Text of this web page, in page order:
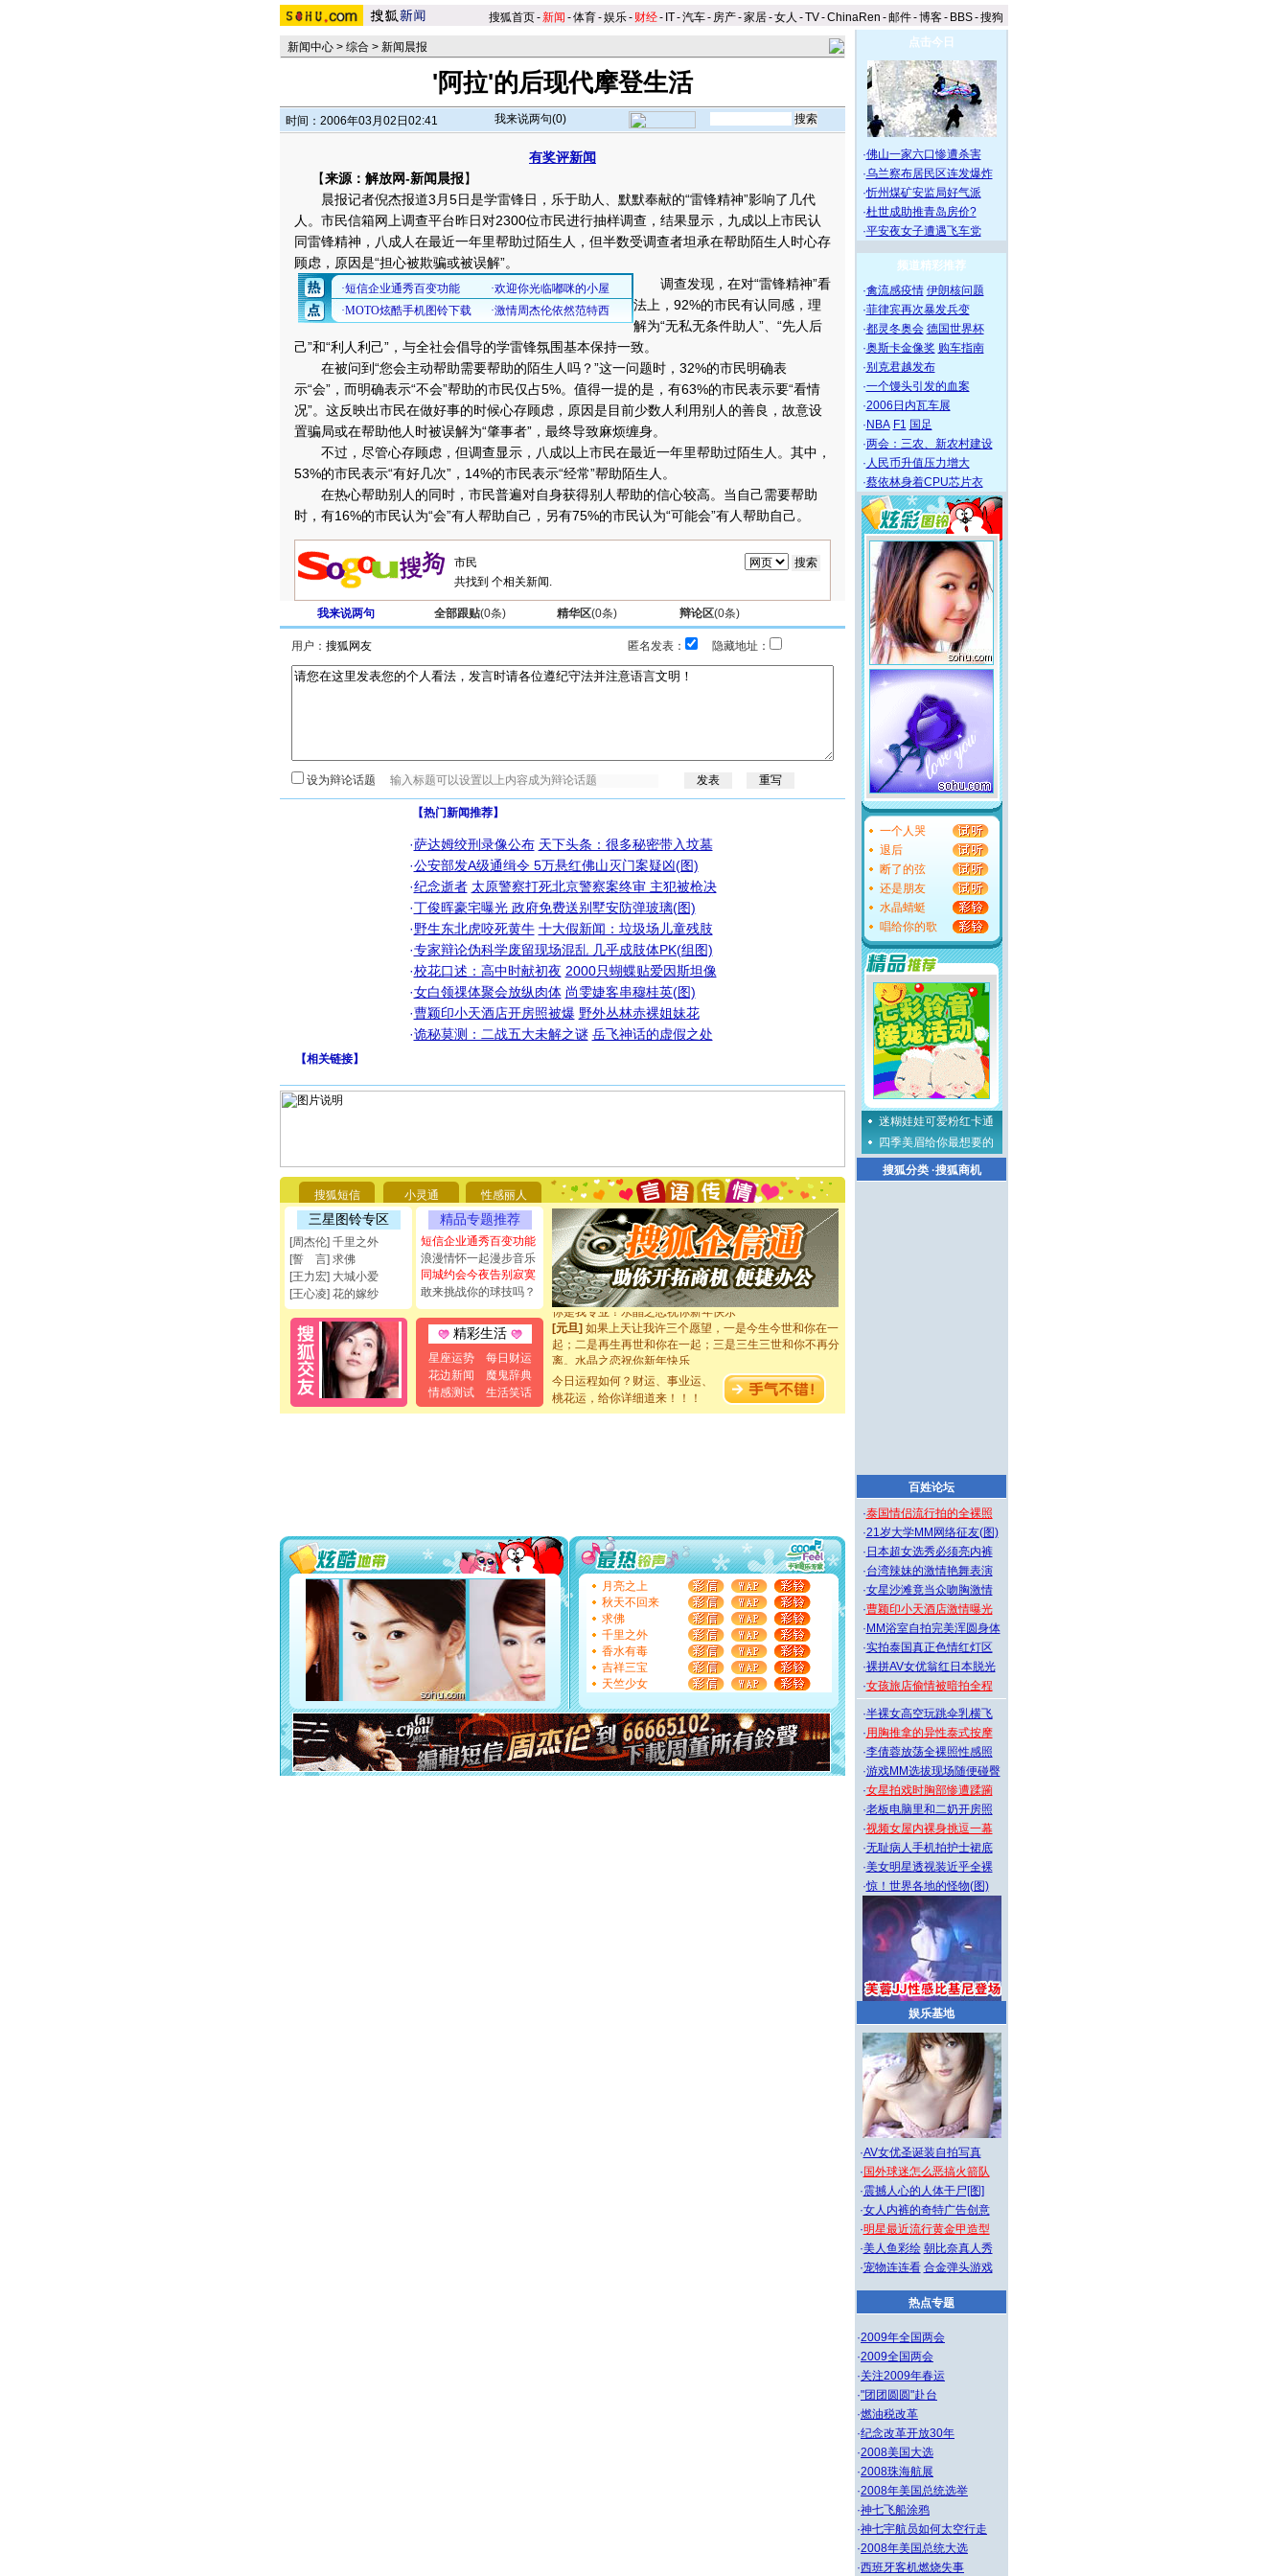
搜狐首页-新闻 -体育-娱乐- 财经- IT-汽车- 房产-家居-女人 -TV-ChinaRen -邮件-博客- BBS-搜狗
新闻中心 > 综合 > 新闻晨报
'阿拉'的后现代摩登生活
时间：2006年03月02日02:41 我来说两句(0)
有奖评新闻
【来源：解放网-新闻晨报】
晨报记者倪杰报道3月5日是学雷锋日，乐于助人、默默奉献的“雷锋精神”影响了几代
人。市民信箱网上调查平台昨日对2300位市民进行抽样调查，结果显示，九成以上市民认
同雷锋精神，八成人在最近一年里帮助过陌生人，但半数受调查者坦承在帮助陌生人时心存
顾虑，原因是“担心被欺骗或被误解”。
调查发现，在对“雷锋精神”看
法上，92%的市民有认同感，理
解为“无私无条件助人”、“先人后
己”和“利人利己”，与全社会倡导的学雷锋氛围基本保持一致。
在被问到“您会主动帮助需要帮助的陌生人吗？”这一问题时，32%的市民明确表
示“会”，而明确表示“不会”帮助的市民仅占5%。值得一提的是，有63%的市民表示要“看情
况”。这反映出市民在做好事的时候心存顾虑，原因是目前少数人利用别人的善良，故意设
置骗局或在帮助他人时被误解为“肇事者”，最终导致麻烦缠身。
不过，尽管心存顾虑，但调查显示，八成以上市民在最近一年里帮助过陌生人。其中，
53%的市民表示“有好几次”，14%的市民表示“经常”帮助陌生人。
在热心帮助别人的同时，市民普遍对自身获得别人帮助的信心较高。当自己需要帮助
时，有16%的市民认为“会”有人帮助自己，另有75%的市民认为“可能会”有人帮助自己。
共找到 个相关新闻.
我来说两句 全部跟贴(0条) 精华区(0条) 辩论区(0条)
用户： 匿名发表： 隐藏地址：
设为辩论话题
【热门新闻推荐】
·萨达姆绞刑录像公布 天下头条：很多秘密带入坟墓
·公安部发A级通缉令 5万悬红佛山灭门案疑凶(图)
·纪念逝者 太原警察打死北京警察案终审 主犯被枪决
·丁俊晖豪宅曝光 政府免费送别墅安防弹玻璃(图)
·野生东北虎咬死黄牛 十大假新闻：垃圾场儿童残肢
·专家辩论伪科学废留现场混乱 几乎成肢体PK(组图)
·校花口述：高中时献初夜 2000只蝴蝶贴爱因斯坦像
·女白领祼体聚会放纵肉体 尚雯婕客串穆桂英(图)
·曹颖印小天酒店开房照被爆 野外丛林赤裸姐妹花
·诡秘莫测：二战五大未解之谜 岳飞神话的虚假之处
【相关链接】
搜狐短信 小灵通 性感丽人
三星图铃专区
[周杰伦] 千里之外
[誓 言] 求佛
[王力宏] 大城小爱
[王心凌] 花的嫁纱
精品专题推荐
短信企业通秀百变功能
浪漫情怀一起漫步音乐
同城约会今夜告别寂寞
敢来挑战你的球技吗？
精彩生活
星座运势
每日财运
花边新闻
魔鬼辞典
情感测试
生活笑话
[圣诞节] 不只这样的日子才会想起你,而是这样的日子才
能正大光明地骚扰你,告诉你,圣诞要快乐!新年要快乐!天天
都要快乐噢!
[圣诞节]奉上一颗祝福的心,在这个特别的日子里,愿幸福,
如意,快乐,鲜花,一切美好的祝愿与你同在.圣诞快乐!
[元旦]看到你我会触电；看不到你我要充电；没有你我会
断电。爱你是我职业，想你是我事业，抱你是我特长，吻
你是我专业！水晶之恋祝你新年快乐
[元旦]如果上天让我许三个愿望，一是今生今世和你在一
起；二是再生再世和你在一起；三是三生三世和你不再分
离。水晶之恋祝你新年快乐
[元旦]当我狠下心扭头离去那一刻，你在我身后无助地哭
泣，这痛楚让我明白我多么爱你。我转身抱住你：这猪不
卖了。水晶之恋祝你新年快乐。
[春节]风柔雨润好月圆，半岛铁盒伴身边，每日尽显开心
要平安！千万要知足！千万不要忘记我！
[圣诞节]不只这样的日子才会想起你,而是这样的日子才
能正大光明地骚扰你,告诉你,圣诞要快乐!新年要快乐!天天
都要快乐噢!
[圣诞节]
奉上一颗祝福的心,在这个特别的日子里,愿幸福,
如意,快乐,鲜花,一切美好的祝愿与你同在.圣诞快乐!
[元旦]
看到你我会触电；看不到你我要充电；没有你我会
断电。爱你是我职业，想你是我事业，抱你是我特长，吻
你是我专业！水晶之恋祝你新年快乐
[元旦] 如果上天让我许三个愿望，一是今生今世和你在一
起；二是再生再世和你在一起；三是三生三世和你不再分
离。水晶之恋祝你新年快乐
[元旦]当我狠下心扭头离去那一刻，你在我身后无助地哭
泣，这痛楚让我明白我多么爱你。我转身抱住你：这猪不
卖了。水晶之恋祝你新年快乐。
今日运程如何？财运、事业运、
桃花运，给你详细道来！！！
月亮之上
秋天不回来
求佛
千里之外
香水有毒
吉祥三宝
天竺少女
点击今日
·佛山一家六口惨遭杀害
·乌兰察布居民区连发爆炸
·忻州煤矿安监局好气派
·杜世成助推青岛房价?
·平安夜女子遭遇飞车党
频道精彩推荐
·禽流感疫情 伊朗核问题
·菲律宾再次暴发兵变
·都灵冬奥会 德国世界杯
·奥斯卡金像奖 购车指南
·别克君越发布
·一个馒头引发的血案
·2006日内瓦车展
· NBA F1 国足
·两会：三农、新农村建设
· 人民币升值压力增大
·蔡依林身着CPU芯片衣
一个人哭
退后
断了的弦
还是朋友
水晶蜻蜓
唱给你的歌
迷糊娃娃可爱粉红卡通
四季美眉给你最想要的
搜狐分类·搜狐商机
百姓论坛
·泰国情侣流行拍的全裸照
·21岁大学MM网络征友(图)
· 日本超女选秀必须亮内裤
·台湾辣妹的激情艳舞表演
·女星沙滩竟当众吻胸激情
·曹颖印小天酒店激情曝光
· MM浴室自拍完美浑圆身体
·实拍泰国真正色情红灯区
·裸拼AV女优翁红日本脱光
·女孩旅店偷情被暗拍全程
·半裸女高空玩跳伞乳横飞
·用胸推拿的异性泰式按摩
·李倩蓉放荡全裸照性感照
·游戏MM选拔现场随便碰臀
·女星拍戏时胸部惨遭蹂躏
·老板电脑里和二奶开房照
·视频女屋内裸身挑逗一幕
·无耻病人手机拍护士裙底
·美女明星透视装近乎全裸
·惊！世界各地的怪物(图)
娱乐基地
·AV女优圣诞装自拍写真
· 国外球迷怎么恶搞火箭队
·震撼人心的人体干尸[图]
·女人内裤的奇特广告创意
·明星最近流行黄金甲造型
·美人鱼彩绘 朝比奈真人秀
·宠物连连看 合金弹头游戏
热点专题
·2009年全国两会
·2009全国两会
·关注2009年春运
·"团团圆圆"赴台
·燃油税改革
·纪念改革开放30年
·2008美国大选
·2008珠海航展
·2008年美国总统选举
·神七飞船涂鸦
·神七宇航员如何太空行走
·2008年美国总统大选
·西班牙客机燃烧失事